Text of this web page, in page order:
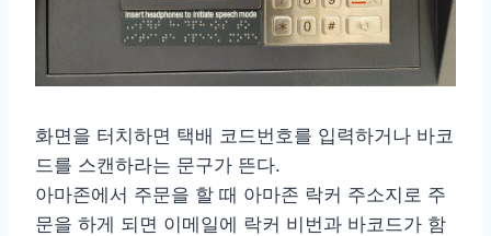
화면을 터치하면 택배 코드번호를 입력하거나 바코
드를 스캔하라는 문구가 뜬다.
아마존에서 주문을 할 때 아마존 락커 주소지로 주
문을 하게 되면 이메일에 락커 비번과 바코드가 함